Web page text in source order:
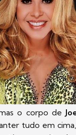
o corpo de
tudo em